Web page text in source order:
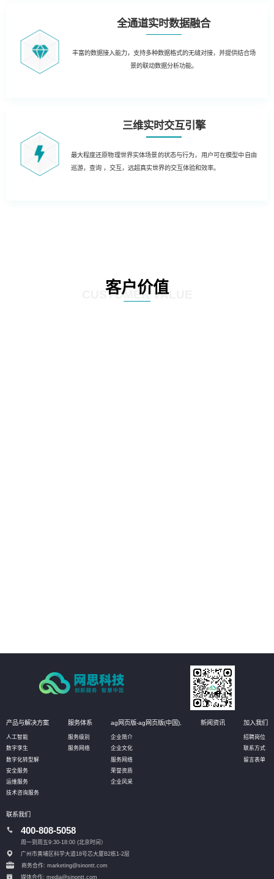
全通道实时数据融合
丰富的数据接入能力，支持多种数据格式的无缝对接，并提供结合场
景的联动数据分析功能。
三维实时交互引擎
最大程度还原物理世界实体场景的状态与行为，用户可在模型中自由
巡游，查询 ，交互，远超真实世界的交互体验和效率。
客户价值
CUSTOMER VALUE
产品与解决方案
人工智能
数字孪生
数字化转型解
安全服务
运维服务
技术咨询服务
服务体系
服务级别
服务网络
ag网页版-ag网页版(中国),
企业简介
企业文化
服务网络
荣誉资质
企业风采
新闻资讯 加入我们
招聘岗位
联系方式
留言表单
联系我们
400-808-5058
周一到周五9:30-18:00 (北京时间）
广州市黄埔区科学大道18号芯大厦B2栋1-2层
商务合作: marketing@sinontt.com
媒体合作: media@sinontt.com